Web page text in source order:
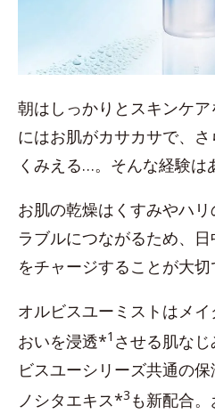
朝はしっかりとスキンケ
にはお肌がカサカサで、
くみえる…。そんな経験は
お肌の乾燥はくすみやハ
ラブルにつながるため、
をチャージすることが大切
オルビスユーミストはメ
おいを浸透*1 させる肌な
ビスユーシリーズ共通の
ノシタエキス*3 も新配合